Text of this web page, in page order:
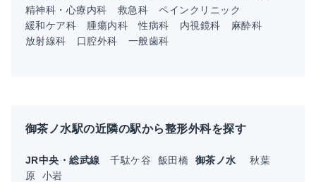
精神科・心療内科
救急科
ペインクリニック
緩和ケア科
腫瘍内科 性病科 内視鏡科
麻酔科
放射線科
口腔外科 一般歯科
御茶ノ水駅の近隣の駅から整形外科を探す
JR中央・総武線 千駄ケ谷 飯田橋 御茶ノ水
秋葉
原
小岩